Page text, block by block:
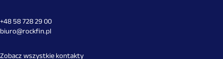
+48 58 728 29 00
biuro@rockfin.pl
Zobacz wszystkie kontakty